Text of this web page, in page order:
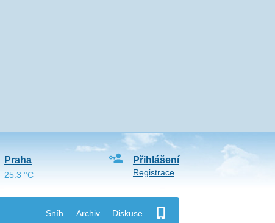
Sníh Archiv Diskuse
Přihlášení
Registrace
Praha
25.3 °C